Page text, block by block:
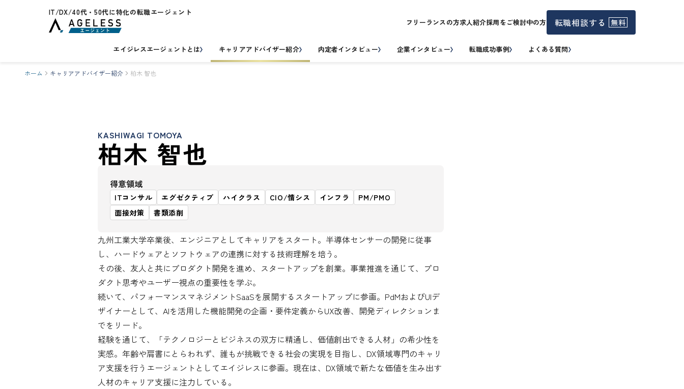
IT/DX/40代・50代に特化の転職エージェント
フリーランスの方求人紹介採用をご検討中の方 転職相談する 無料
エイジレスエージェントとは キャリアアドバイザー紹介 内定者インタビュー 企業インタビュー 転職成功事例 よくある質問
ホーム キャリアアドバイザー紹介 柏木 智也
KASHIWAGI TOMOYA
柏木 智也
得意領域
ITコンサル エグゼクティブ ハイクラス CIO/情シス インフラ
PM/PMO
面接対策
書類添削
九州工業大学卒業後、エンジニアとしてキャリアをスタート。半導体センサーの開発に従事
し、ハードウェアとソフトウェアの連携に対する技術理解を培う。
その後、友人と共にプロダクト開発を進め、スタートアップを創業。事業推進を通じて、プロ
ダクト思考やユーザー視点の重要性を学ぶ。
続いて、パフォーマンスマネジメントSaaSを展開するスタートアップに参画。PdMおよびUIデ
ザイナーとして、AIを活用した機能開発の企画・要件定義からUX改善、開発ディレクションま
でをリード。
経験を通じて、「テクノロジーとビジネスの双方に精通し、価値創出できる人材」の希少性を
実感。年齢や肩書にとらわれず、誰もが挑戦できる社会の実現を目指し、DX領域専門のキャリ
ア支援を行うエージェントとしてエイジレスに参画。現在は、DX領域で新たな価値を生み出す
人材のキャリア支援に注力している。